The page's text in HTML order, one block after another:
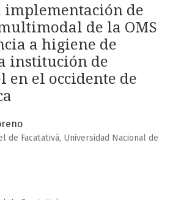
implementación de
de la OMS
a higiene de
institución de
en el occidente de
de Facatativá, Universidad Nacional de